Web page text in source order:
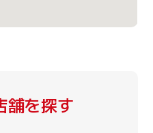
舗を探す